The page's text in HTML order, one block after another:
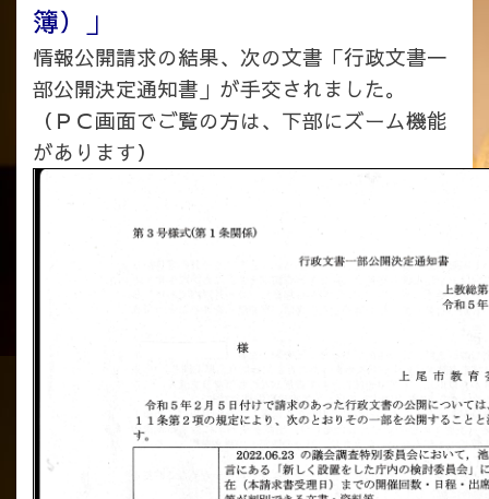
簿）」
情報公開請求の結果、次の文書「行政文書一
部公開決定通知書」が手交されました。
（ＰＣ画面でご覧の方は、下部にズーム機能
があります）